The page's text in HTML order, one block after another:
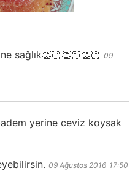
sağlık👏🏻👏🏻👏🏻 09
yerine ceviz koysak
09 Ağustos 2016 17:50